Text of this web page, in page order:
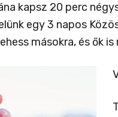
kapsz 20 perc
egy 3 napos
másokra, és ők is